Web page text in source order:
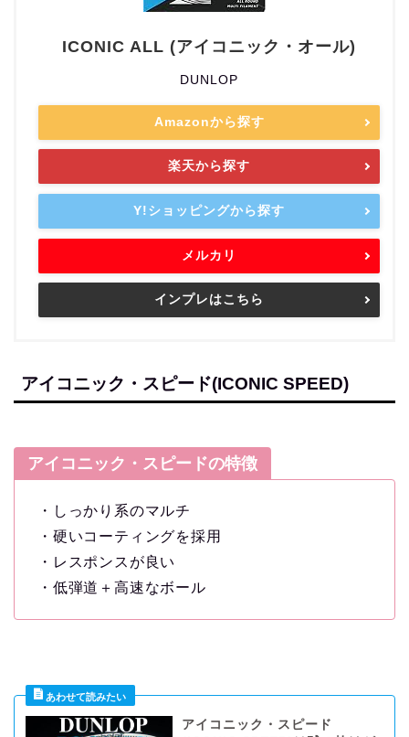
ICONIC ALL (アイコニック・オール)
DUNLOP
Amazonから探す
楽天から探す
Y!ショッピングから探す
メルカリ
インプレはこちら
アイコニック・スピード(ICONIC SPEED)
アイコニック・スピードの特徴
・しっかり系のマルチ
・硬いコーティングを採用
・レスポンスが良い
・低弾道＋高速なボール
アイコニック・スピード